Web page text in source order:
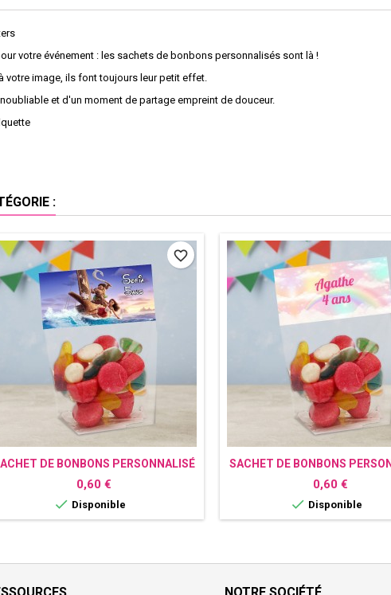
votre événement : les sachets de bonbons personnalisés sont là !
votre image, ils font toujours leur petit effet.
et d'un moment de partage empreint de douceur.
:
DE BONBONS PERSONNALISÉ
VAIANA
Prix
0,60 €
 Disponible
favorite_border
SACHET DE BONBONS
CIEL ARC EN CIEL
Prix
0,60 €
 Disponible